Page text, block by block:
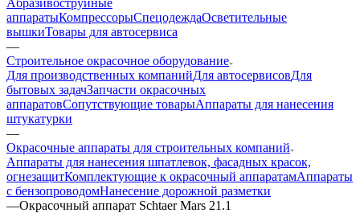
аппаратыКомпрессорыСпецодеждаОсветительные
вышкиТовары для автосервиса
—
Строительное окрасочное оборудование
Для производственных компанийДля автосервисовДля
бытовых задачЗапчасти окрасочных
аппаратовСопутствующие товарыАппараты для нанесения
штукатурки
—
Окрасочные аппараты для строительных компаний
Аппараты для нанесения шпатлевок, фасадных красок,
огнезащитКомплектующие к окрасочный аппаратамАппараты
с бензопроводомНанесение дорожной разметки
—Окрасочный аппарат Schtaer Mars 21.1